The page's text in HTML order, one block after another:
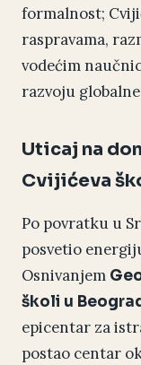
formalnost;
raspravama,
vodećim
razvoju
Uticaj na
Cvijićeva
Po povratku u
posvetio
Osnivanjem
školi u
epicentar za
postao centar